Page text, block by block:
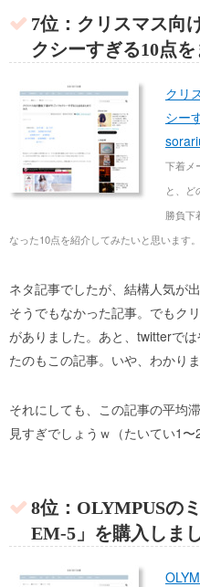
7位：クリスマス向
クシーすぎる10点
クリ
シー
下着メ
と、ど
勝負下
なった10点を紹介してみたいと思います
ネタ記事でしたが、結構人気が
そうでもなかった記事。でもク
がありました。あと、twitterで
たのもこの記事。いや、わかりま
それにしても、この記事の平均
見すぎでしょうｗ（たいてい1〜2
8位：OLYMPUSの
EM-5」を購入しま